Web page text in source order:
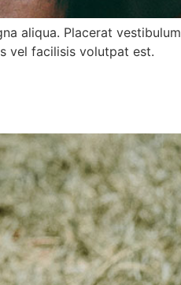
aliqua. Placerat vestibulum
vel facilisis volutpat est.